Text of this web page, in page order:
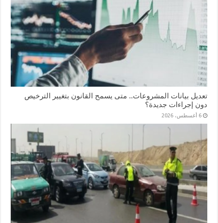
تعديل بيانات المشروعات.. متى يسمح القانون بتغيير الترخيص
دون إجراءات جديدة؟
6 أغسطس، 2026